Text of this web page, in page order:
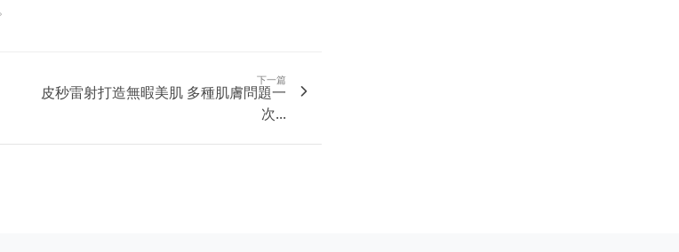
下一篇
皮秒雷射打造無暇美肌 多種肌膚問題一
次...